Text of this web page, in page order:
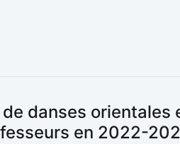
danses orientales
en 2022-